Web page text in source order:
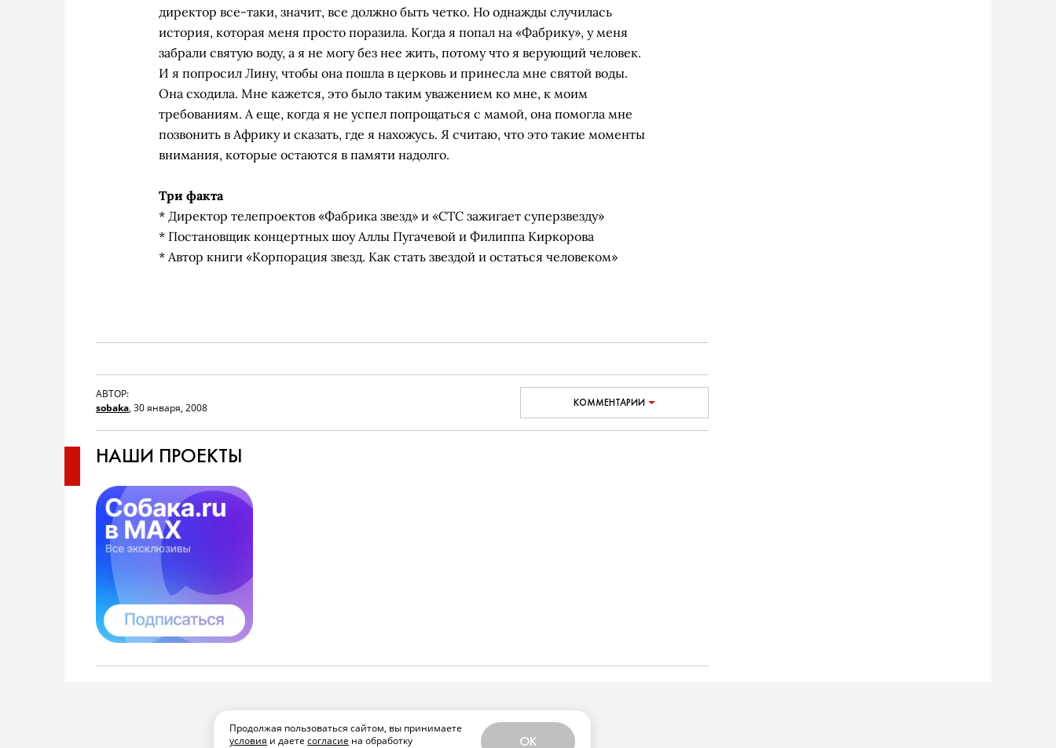
Продолжая пользоваться сайтом, вы принимаете
условия и даете согласие на обработку
OK
директор все-таки, значит, все должно быть четко. Но однажды случилась
история, которая меня просто поразила. Когда я попал на «Фабрику», у меня
забрали святую воду, а я не могу без нее жить, потому что я верующий человек.
И я попросил Лину, чтобы она пошла в церковь и принесла мне святой воды.
Она сходила. Мне кажется, это было таким уважением ко мне, к моим
требованиям. А еще, когда я не успел попрощаться с мамой, она помогла мне
позвонить в Африку и сказать, где я нахожусь. Я считаю, что это такие моменты
внимания, которые остаются в памяти надолго.
Три факта
* Директор телепроектов «Фабрика звезд» и «СТС зажигает суперзвезду»
* Постановщик концертных шоу Аллы Пугачевой и Филиппа Киркорова
* Автор книги «Корпорация звезд. Как стать звездой и остаться человеком»
АВТОР:
sobaka, 30 января, 2008 КОММЕНТАРИИ
НАШИ ПРОЕКТЫ